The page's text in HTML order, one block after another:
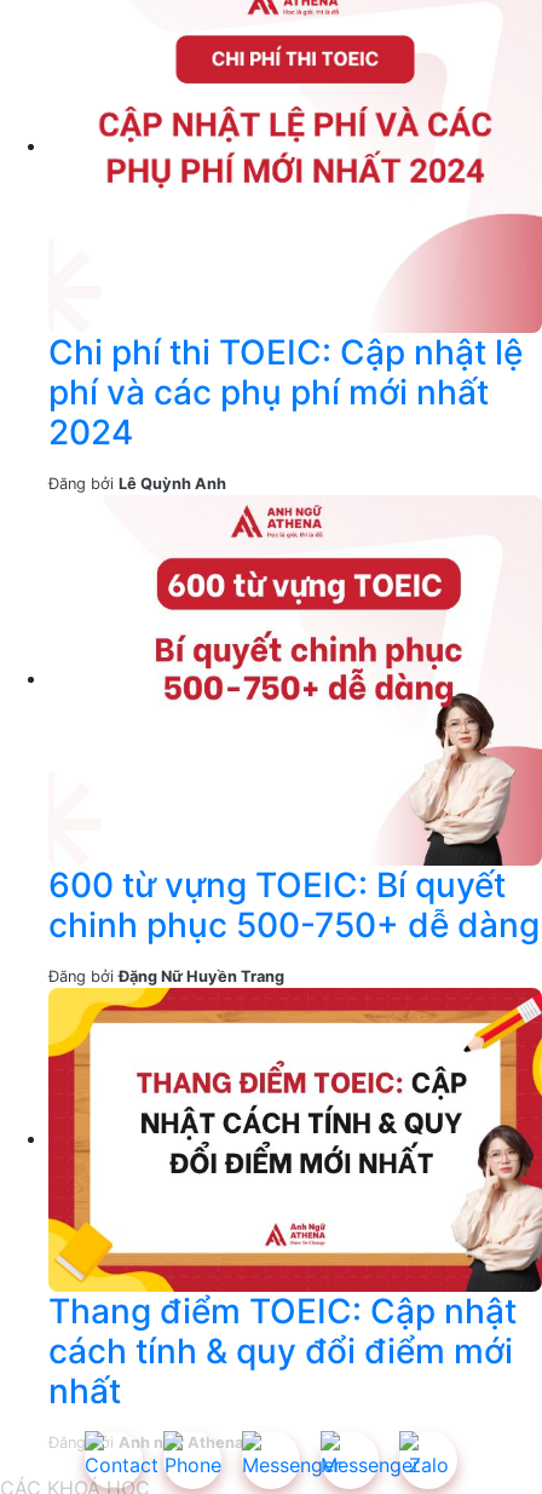
Chi phí thi TOEIC: Cập nhật lệ
phí và các phụ phí mới nhất
2024
Đăng bởi Lê Quỳnh Anh
600 từ vựng TOEIC: Bí quyết
chinh phục 500-750+ dễ dàng
Đăng bởiĐặng Nữ Huyền Trang
Thang điểm TOEIC: Cập nhật
cách tính & quy đổi điểm mới
nhất
Đăng bởi Anh ngữ Athena
CÁC KHOÁ HỌC